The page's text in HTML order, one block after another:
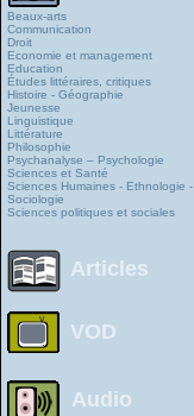
Beaux-arts
Communication
Droit
Economie et management
Education
Études littéraires, critiques
Histoire - Géographie
Jeunesse
Linguistique
Littérature
Philosophie
Psychanalyse – Psychologie
Sciences et Santé
Sciences Humaines - Ethnologie -
Sociologie
Sciences politiques et sociales
Articles
VOD
Audio